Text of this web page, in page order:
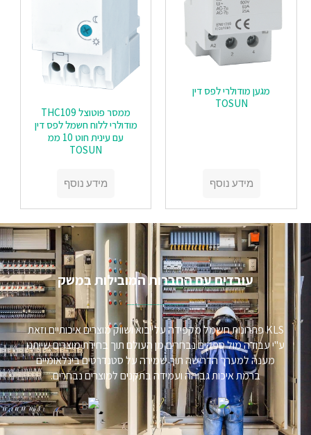
‏‏מגען מודולרי לפס דין
TOSUN
מידע נוסף
ממסר פוטוצל THC109
מודולרי ללוח חשמל לפס דין
עם עינית חוט 10 ממ
TOSUN
מידע נוסף
עובדים עם החברות המובילות במשק​
KLS פתרונות חשמל מקפידה על יבוא ושווק מוצרים איכותיים וזאת
ע"י עבודה מול ספקים נבחרים מן העולם תוך בחירת מוצרים שייתנו
מענה למערך הדרישה תוך שמירה על סטנדרטים בינלאומיים
ברמת איכות גבוהה ועמידה בתקנים למוצרים נבחרים.